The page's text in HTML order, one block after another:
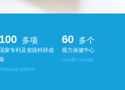
100 多项
国家专利及省级科研成
National patent
60 多个
视力保健中心
Health center